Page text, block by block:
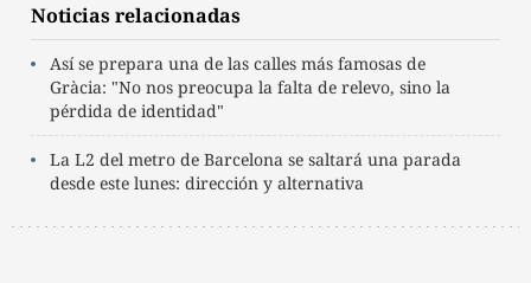
Noticias relacionadas
Así se prepara una de las calles más famosas de
Gràcia: "No nos preocupa la falta de relevo, sino la
pérdida de identidad"
La L2 del metro de Barcelona se saltará una parada
desde este lunes: dirección y alternativa